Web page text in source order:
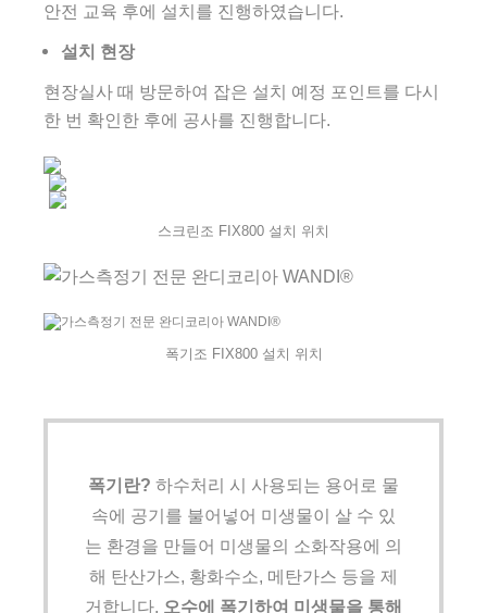
안전 교육 후에 설치를 진행하였습니다.
설치 현장
현장실사 때 방문하여 잡은 설치 예정 포인트를 다시
한 번 확인한 후에 공사를 진행합니다.
스크린조 FIX800 설치 위치
폭기조 FIX800 설치 위치
폭기란? 하수처리 시 사용되는 용어로 물
속에 공기를 불어넣어 미생물이 살 수 있
는 환경을 만들어 미생물의 소화작용에 의
해 탄산가스, 황화수소, 메탄가스 등을 제
거합니다. 오수에 폭기하여 미생물을 통해